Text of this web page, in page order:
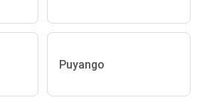
Puyango